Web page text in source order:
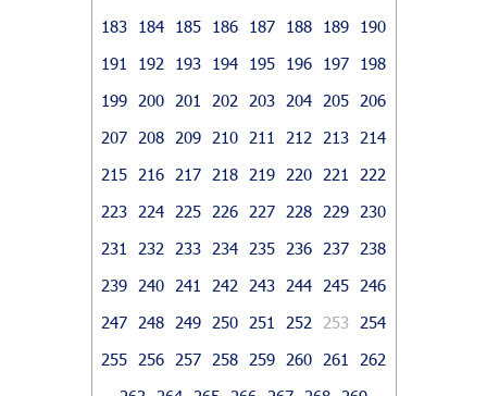
183
184 185 186 187 188 189
190
191
192 193 194 195 196 197
198
199
200 201 202 203 204 205
206
207
208 209 210 211 212 213
214
215
216 217 218 219 220 221
222
223
224 225 226 227 228 229
230
231
232 233 234 235 236 237
238
239
240 241 242 243 244 245
246
247
248 249 250 251 252 253
254
255
256 257 258 259 260 261
262